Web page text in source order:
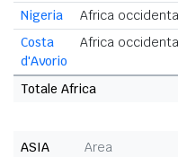
Nigeria
Africa
Costa
d'Avorio
Africa
Totale Africa
ASIA Area